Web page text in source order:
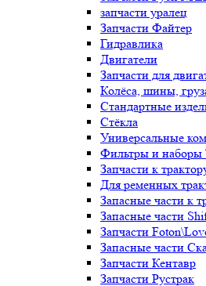
запчасти уралец
Запчасти Файтер
Гидравлика
Двигатели
Запчасти для
Колёса, шины,
Стандартные
Стёкла
Универсальные
Фильтры и
Запчасти к
Для ременных
Запасные части к
Запасные части
Запчасти
Запасные части
Запчасти Кентавр
Запчасти Рустрак